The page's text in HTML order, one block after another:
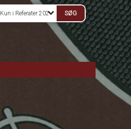
Kun i Referater 2026